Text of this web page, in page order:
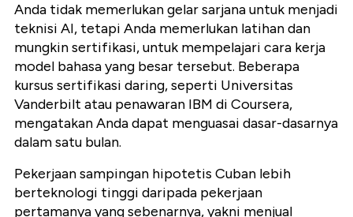
Anda tidak memerlukan gelar sarjana untuk menjadi
teknisi AI, tetapi Anda memerlukan latihan dan
mungkin sertifikasi, untuk mempelajari cara kerja
model bahasa yang besar tersebut. Beberapa
kursus sertifikasi daring, seperti Universitas
Vanderbilt atau penawaran IBM di Coursera,
mengatakan Anda dapat menguasai dasar-dasarnya
dalam satu bulan.
Pekerjaan sampingan hipotetis Cuban lebih
berteknologi tinggi daripada pekerjaan
pertamanya yang sebenarnya, yakni menjual